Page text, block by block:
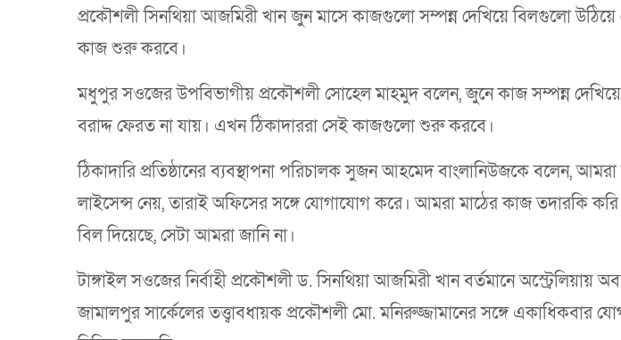
প্রকৌশলী সিনথিয়া আজমিরী খান জুন মাসে কাজগুলো সম্পন্ন দেখিয়ে বিলগুলো উঠিয়ে
কাজ শুরু করবে।
মধুপুর সওজের উপবিভাগীয় প্রকৌশলী সোহেল মাহমুদ বলেন, জুনে কাজ সম্পন্ন দেখিয়ে
বরাদ্দ ফেরত না যায়। এখন ঠিকাদাররা সেই কাজগুলো শুরু করবে।
ঠিকাদারি প্রতিষ্ঠানের ব্যবস্থাপনা পরিচালক সুজন আহমেদ বাংলানিউজকে বলেন,
লাইসেন্স নেয়, তারাই অফিসের সঙ্গে যোগাযোগ করে। আমরা মাঠের কাজ তদারকি
বিল দিয়েছে, সেটা আমরা জানি না।
টাঙ্গাইল সওজের নির্বাহী প্রকৌশলী ড. সিনথিয়া আজমিরী খান বর্তমানে অস্ট্রেলিয়ায়
জামালপুর সার্কেলের তত্ত্বাবধায়ক প্রকৌশলী মো. মনিরুজ্জামানের সঙ্গে একাধিকবার